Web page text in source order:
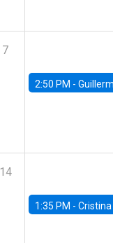
7
2:50 PM - Guillermo Carlomagno, Banco
14
1:35 PM - Cristina Griffa,